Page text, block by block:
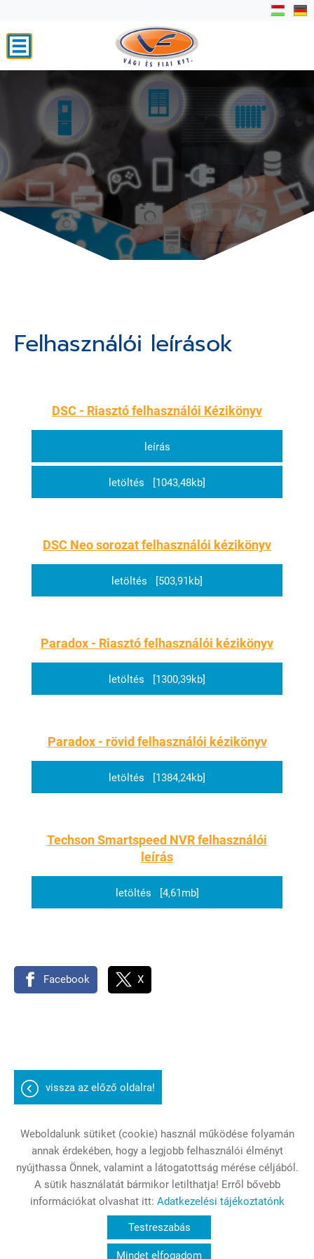
Felhasználói leírások
DSC - Riasztó felhasználói Kézikönyv
leírás
letöltés [1043,48kb]
DSC Neo sorozat felhasználói kézikönyv
letöltés [503,91kb]
Paradox - Riasztó felhasználói kézikönyv
letöltés [1300,39kb]
Paradox - rövid felhasználói kézikönyv
letöltés [1384,24kb]
Techson Smartspeed NVR felhasználói
leírás
letöltés [4,61mb]
Facebook X
vissza az előző oldalra!
© 2026 - Minden jog fenntartva
Oldal információk
Adatkezelési tájékoztató
Impresszum
Sütik kezelése
Mindet elfogadom
Testreszabás
Weboldalunk sütiket (cookie) használ működése folyamán
annak érdekében, hogy a legjobb felhasználói élményt
nyújthassa Önnek, valamint a látogatottság mérése céljából.
A sütik használatát bármikor letilthatja! Erről bővebb
információkat olvashat itt: Adatkezelési tájékoztatónk